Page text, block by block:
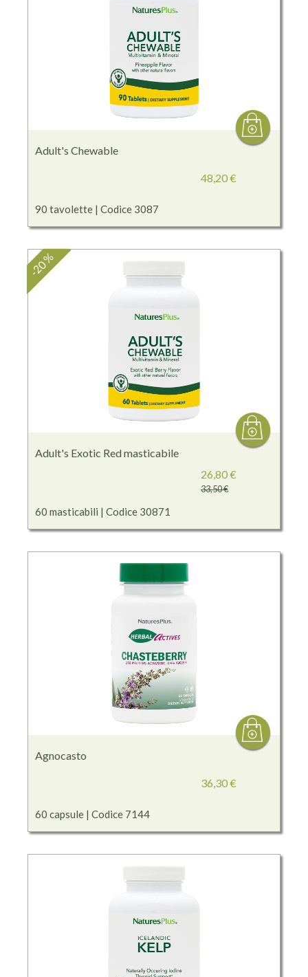
Adult's Chewable
90 tavolette | Codice 3087
48,20 €
-20 %
Adult's Exotic Red masticabile
60 masticabili | Codice 30871
26,80 €
33,50 €
Agnocasto
60 capsule | Codice 7144
36,30 €